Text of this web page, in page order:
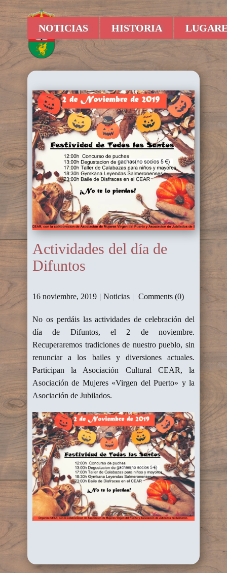
NOTICIAS HISTORIA
Actividades del día de
Difuntos
16 noviembre, 2019 Noticias Comments (0)
No os perdáis las actividades de celebración del
día de Difuntos, el 2 de noviembre.
Recuperaremos tradiciones de nuestro pueblo, sin
renunciar a los bailes y diversiones actuales.
Participan la Asociación Cultural CEAR, la
Asociación de Mujeres «Virgen del Puerto» y la
Asociación de Jubilados.